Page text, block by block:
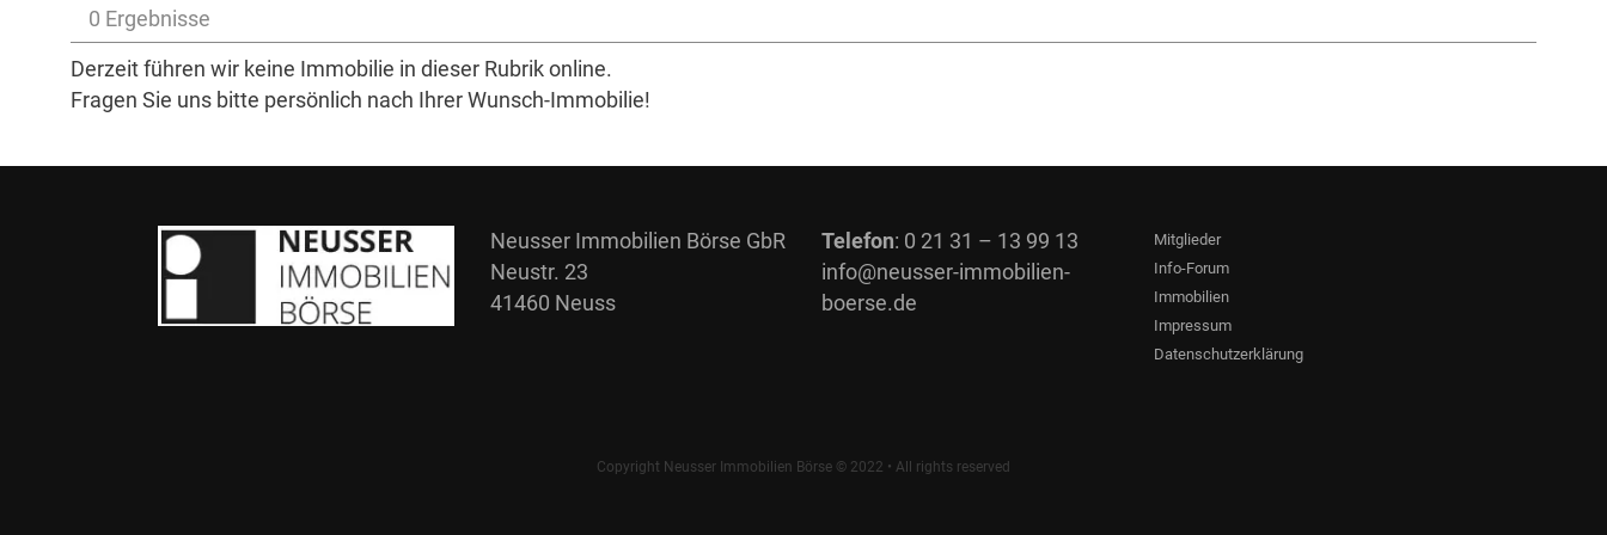
0 Ergebnisse
Derzeit führen wir keine Immobilie in dieser Rubrik online.
Fragen Sie uns bitte persönlich nach Ihrer Wunsch-Immobilie!
Neusser Immobilien Börse GbR
Neustr. 23
41460 Neuss
Telefon: 0 21 31 – 13 99 13
info@neusser-immobilien-
boerse.de
Mitglieder
Info-Forum
Immobilien
Impressum
Datenschutzerklärung
Copyright Neusser Immobilien Börse © 2022 • All rights reserved